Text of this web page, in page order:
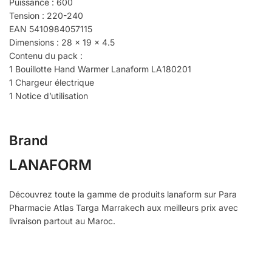
Puissance : 600
Tension : 220-240
EAN 5410984057115
Dimensions : 28 x 19 x 4.5
Contenu du pack :
1 Bouillotte Hand Warmer Lanaform LA180201
1 Chargeur électrique
1 Notice d’utilisation
Brand
LANAFORM
Découvrez toute la gamme de produits lanaform sur Para
Pharmacie Atlas Targa Marrakech aux meilleurs prix avec
livraison partout au Maroc.